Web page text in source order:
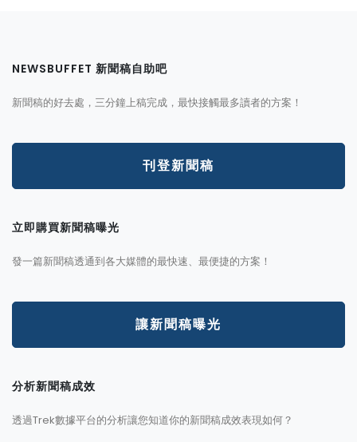
NEWSBUFFET 新聞稿自助吧
新聞稿的好去處，三分鐘上稿完成，最快接觸最多讀者的方案！
刊登新聞稿
立即購買新聞稿曝光
發一篇新聞稿透通到各大媒體的最快速、最便捷的方案！
讓新聞稿曝光
分析新聞稿成效
透過Trek數據平台的分析讓您知道你的新聞稿成效表現如何？